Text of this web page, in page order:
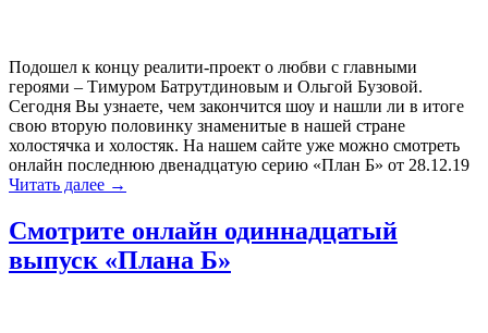
Подошел к концу реалити-проект о любви с главными
героями – Тимуром Батрутдиновым и Ольгой Бузовой.
Сегодня Вы узнаете, чем закончится шоу и нашли ли в итоге
свою вторую половинку знаменитые в нашей стране
холостячка и холостяк. На нашем сайте уже можно смотреть
онлайн последнюю двенадцатую серию «План Б» от 28.12.19
Читать далее →
Смотрите онлайн одиннадцатый
выпуск «Плана Б»